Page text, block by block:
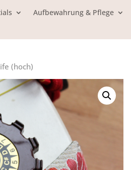
Aufbewahrung & Pflege
(hoch)